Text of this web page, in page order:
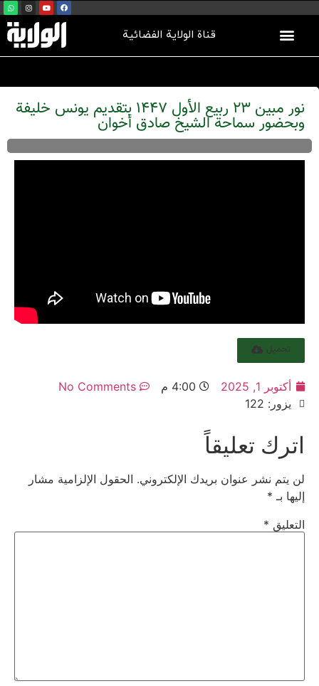
قناة الولاية الفضائية
نور مبین 23 ربيع الأول 1447 بتقديم يونس خليفة
وبحضور سماحة الشیخ صادق أخوان
تحميل
أكتوبر 1, 2025 4:00 م
No Comments
يزور: 122
اترك تعليقاً
لن يتم نشر عنوان بريدك الإلكتروني. الحقول الإلزامية مشار
إليها بـ *
التعليق *